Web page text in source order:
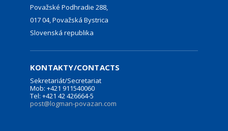
Považské Podhradie 288,
017 04, Považská Bystrica
Slovenská republika
KONTAKTY/CONTACTS
Sekretariát/Secretariat
Mob: +421 911540060
Tel: +421 42 426664-5
post@logman-povazan.com